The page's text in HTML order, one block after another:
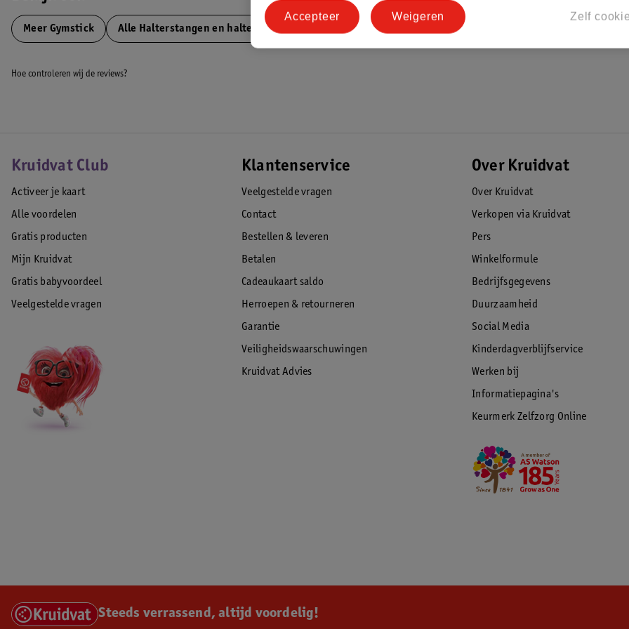
Contactinformatie
Communicatieadres: Ratavartijankatu 11, 15170, Lahti, Finland
Meer Gymstick Alle Halterstangen en haltersets
Hoe controleren wij de reviews?
Kruidvat Club
Activeer je kaart
Alle voordelen
Gratis producten
Mijn Kruidvat
Gratis babyvoordeel
Veelgestelde vragen
Klantenservice
Veelgestelde vragen
Contact
Bestellen & leveren
Betalen
Cadeaukaart saldo
Herroepen & retourneren
Garantie
Veiligheidswaarschuwingen
Kruidvat Advies
Over Kruidvat
Over Kruidvat
Verkopen via Kruidvat
Pers
Winkelformule
Bedrijfsgegevens
Duurzaamheid
Social Media
Kinderdagverblijfservice
Werken bij
Informatiepagina's
Keurmerk Zelfzorg Online
Steeds verrassend, altijd voordelig!
Zelf
Weigeren
Accepteer